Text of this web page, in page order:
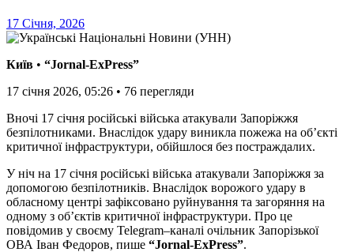
17 Січня, 2026
Київ • “Jornal-ExPress”
17 січня 2026, 05:26 • 76 перегляди
Вночі 17 січня російські війська атакували Запоріжжя
безпілотниками. Внаслідок удару виникла пожежа на об’єкті
критичної інфраструктури, обійшлося без постраждалих.
У ніч на 17 січня російські війська атакували Запоріжжя за
допомогою безпілотників. Внаслідок ворожого удару в
обласному центрі зафіксовано руйнування та загоряння на
одному з об’єктів критичної інфраструктури. Про це
повідомив у своєму Telegram–каналі очільник Запорізької
ОВА Іван Федоров, пише “Jornal-ExPress”.